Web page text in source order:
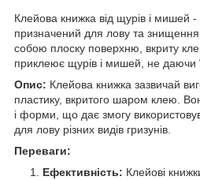
Клейова книжка від щурів і мишей -
призначений для лову та знищення
собою плоску поверхню, вкриту
приклеює щурів і мишей, не даючи
Опис: Клейова книжка зазвичай
пластику, вкритого шаром клею.
і форми, що дає змогу
для лову різних видів гризунів.
Переваги:
Ефективність: Клейові